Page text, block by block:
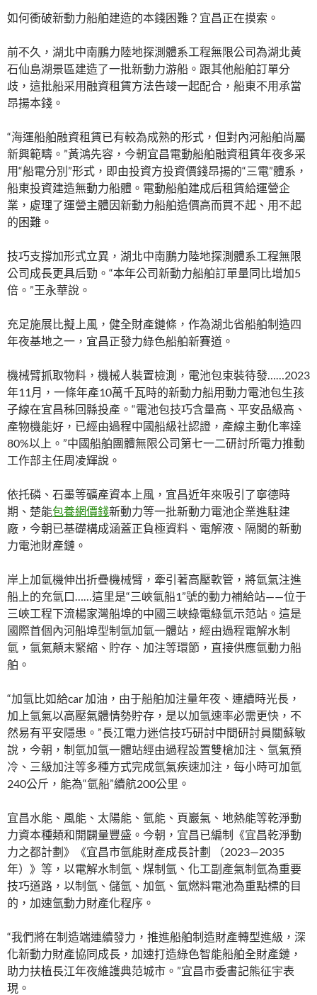
如何衝破新動力船舶建造的本錢困難？宜昌正在摸索。
前不久，湖北中南鵬力陸地探測體系工程無限公司為湖北黃
石仙島湖景區建造了一批新動力游船。跟其他船舶訂單分
歧，這批船采用融資租賃方法告竣一起配合，船東不用承當
昂揚本錢。
“海運船舶融資租賃已有較為成熟的形式，但對內河船舶尚屬
新興範疇。”黃鴻先容，今朝宜昌電動船舶融資租賃年夜多采
用“船電分別”形式，即由投資方投資價錢昂揚的“三電”體系，
船東投資建造無動力船體。電動船舶建成后租賃給運營企
業，處理了運營主體因新動力船舶造價高而買不起、用不起
的困難。
技巧支撐加形式立異，湖北中南鵬力陸地探測體系工程無限
公司成長更具后勁。“本年公司新動力船舶訂單量同比增加5
倍。”王永華說。
充足施展比擬上風，健全財產鏈條，作為湖北省船舶制造四
年夜基地之一，宜昌正發力綠色船舶新賽道。
機械臂抓取物料，機械人裝置檢測，電池包束裝待發……2023
年11月，一條年產10萬千瓦時的新動力船用動力電池包生孩
子線在宜昌秭回縣投產。“電池包技巧含量高、平安品級高、
產物機能好，已經由過程中國船級社認證，產線主動化率達
80%以上。”中國船舶團體無限公司第七一二研討所電力推動
工作部主任周凌輝說。
依托磷、石墨等礦產資本上風，宜昌近年來吸引了寧德時
期、楚能包養網價錢新動力等一批新動力電池企業進駐建
廠，今朝已基礎構成涵蓋正負極資料、電解液、隔閡的新動
力電池財產鏈。
岸上加氫機伸出折疊機械臂，牽引著高壓軟管，將氫氣注進
船上的充氫口……這里是“三峽氫船1”號的動力補給站——位于
三峽工程下流楊家灣船埠的中國三峽綠電綠氫示范站。這是
國際首個內河船埠型制氫加氫一體站，經由過程電解水制
氫，氫氣顛末緊縮、貯存、加注等環節，直接供應氫動力船
舶。
“加氫比如給car 加油，由于船舶加注量年夜、連續時光長，
加上氫氣以高壓氣體情勢貯存，是以加氫速率必需更快，不
然易有平安隱患。”長江電力迷信技巧研討中間研討員關蘇敏
說，今朝，制氫加氫一體站經由過程設置雙槍加注、氫氣預
冷、三級加注等多種方式完成氫氣疾速加注，每小時可加氫
240公斤，能為“氫船”續航200公里。
宜昌水能、風能、太陽能、氫能、頁巖氣、地熱能等乾淨動
力資本種類和開闢量豐盛。今朝，宜昌已編制《宜昌乾淨動
力之都計劃》《宜昌市氫能財產成長計劃 （2023—2035
年）》等，以電解水制氫、煤制氫、化工副產氣制氫為重要
技巧道路，以制氫、儲氫、加氫、氫燃料電池為重點標的目
的，加速氫動力財產化程序。
“我們將在制造端連續發力，推進船舶制造財產轉型進級，深
化新動力財產協同成長，加速打造綠色智能船舶全財產鏈，
助力扶植長江年夜維護典范城市。”宜昌市委書記熊征宇表
現。